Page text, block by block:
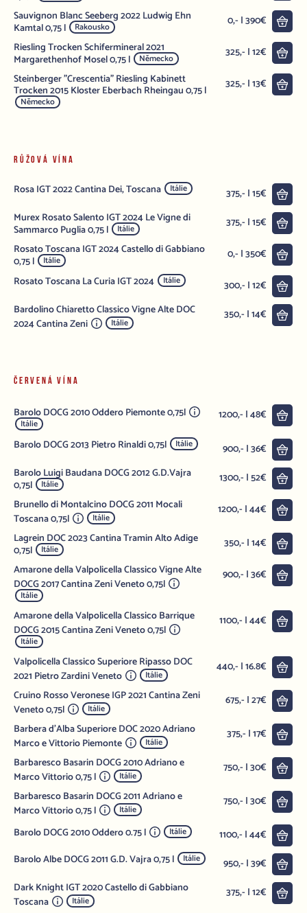
Sauvignon Blanc Seeberg 2022 Ludwig Ehn
Kamtal 0,75 l Rakousko 0,- | 390€
Riesling Trocken Schifermineral 2021
Margarethenhof Mosel 0,75 l Německo 325,- | 12€
Steinberger "Crescentia" Riesling Kabinett
Trocken 2015 Kloster Eberbach Rheingau 0,75 l
Německo
325,- | 13€
RŮŽOVÁ VÍNA
Rosa IGT 2022 Cantina Dei, Toscana Itálie 375,- | 15€
Murex Rosato Salento IGT 2024 Le Vigne di
Sammarco Puglia 0,75 l Itálie 375,- | 15€
Rosato Toscana IGT 2024 Castello di Gabbiano
0,75 l Itálie 0,- | 350€
Rosato Toscana La Curia IGT 2024 Itálie 300,- | 12€
Bardolino Chiaretto Classico Vigne Alte DOC
2024 Cantina Zeni
Itálie
350,- | 14€
ČERVENÁ VÍNA
Barolo DOCG 2010 Oddero Piemonte 0,75l
Itálie
1200,- | 48€
Barolo DOCG 2013 Pietro Rinaldi 0,75l Itálie 900,- | 36€
Barolo Luigi Baudana DOCG 2012 G.D.Vajra
0,75l Itálie 1300,- | 52€
Brunello di Montalcino DOCG 2011 Mocali
Toscana 0,75l
Itálie
1200,- | 44€
Lagrein DOC 2023 Cantina Tramin Alto Adige
0,75l Itálie 350,- | 14€
Amarone della Valpolicella Classico Vigne Alte
DOCG 2017 Cantina Zeni Veneto 0,75l
Itálie
900,- | 36€
Amarone della Valpolicella Classico Barrique
DOCG 2015 Cantina Zeni Veneto 0,75l
Itálie
1100,- | 44€
Valpolicella Classico Superiore Ripasso DOC
2021 Pietro Zardini Veneto
Itálie
440,- | 16.8€
Cruino Rosso Veronese IGP 2021 Cantina Zeni
Veneto 0,75l
Itálie
675,- | 27€
Barbera d'Alba Superiore DOC 2020 Adriano
Marco e Vittorio Piemonte
Itálie
375,- | 17€
Barbaresco Basarin DOCG 2010 Adriano e
Marco Vittorio 0,75 l
Itálie
750,- | 30€
Barbaresco Basarin DOCG 2011 Adriano e
Marco Vittorio 0,75 l
Itálie
750,- | 30€
Barolo DOCG 2010 Oddero 0.75 l Itálie 1100,- | 44€
Barolo Albe DOCG 2011 G.D. Vajra 0,75 l Itálie 950,- | 39€
Dark Knight IGT 2020 Castello di Gabbiano
Toscana
Itálie
375,- | 12€